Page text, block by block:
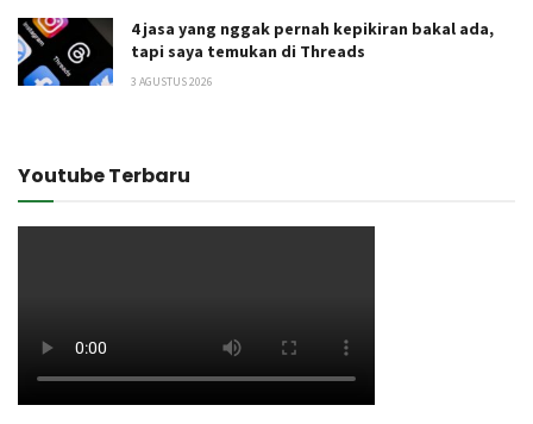
4 jasa yang nggak pernah kepikiran bakal ada,
tapi saya temukan di Threads
3 AGUSTUS 2026
Youtube Terbaru